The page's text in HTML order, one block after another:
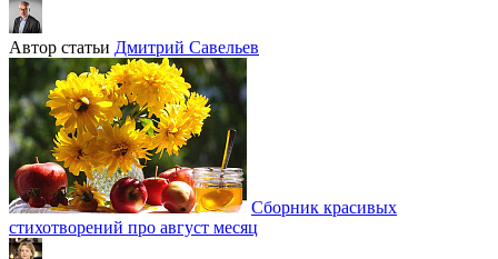
Автор статьи Дмитрий Савельев
Сборник красивых
стихотворений про август месяц